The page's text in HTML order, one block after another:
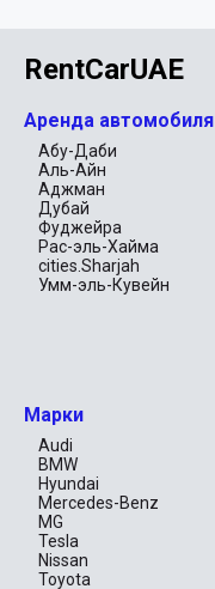
RentCarUAE
Аренда автомобиля
Абу-Даби
Аль-Айн
Аджман
Дубай
Фуджейра
Рас-эль-Хайма
cities.Sharjah
Умм-эль-Кувейн
Марки
Audi
BMW
Hyundai
Mercedes-Benz
MG
Tesla
Nissan
Toyota